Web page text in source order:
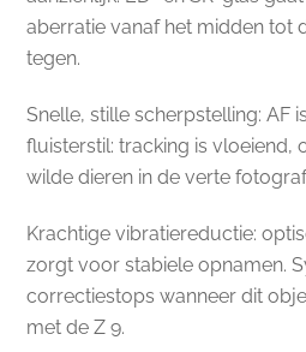
aberratie vanaf het midden tot
tegen.
Snelle, stille scherpstelling: AF
fluisterstil: tracking is vloeiend,
wilde dieren in de verte
Krachtige vibratiereductie:
zorgt voor stabiele opnamen.
correctiestops wanneer dit
met de Z 9.